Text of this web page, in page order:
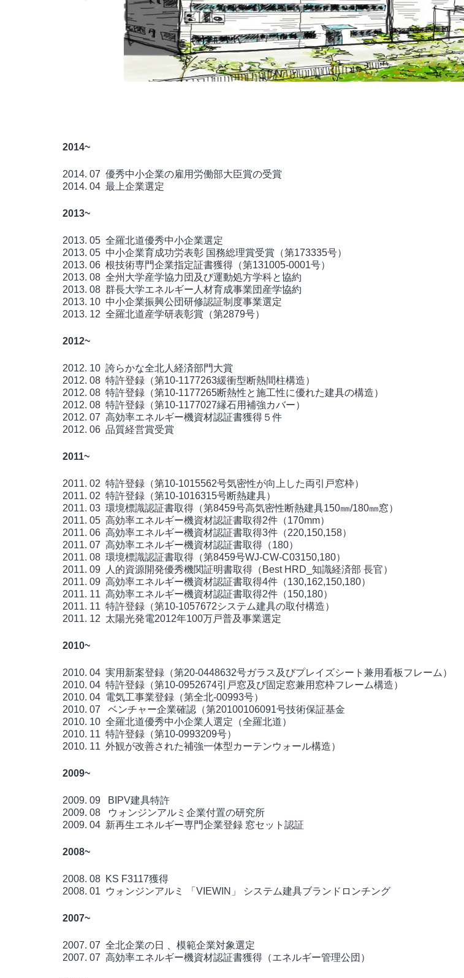
2014~
2014. 07 優秀中小企業の雇用労働部大臣賞の受賞
2014. 04 最上企業選定
2013~
2013. 05 全羅北道優秀中小企業選定
2013. 05 中小企業育成功労表彰 国務総理賞受賞（第173335号）
2013. 06 根技術専門企業指定証書獲得（第131005-0001号）
2013. 08 全州大学産学協力団及び運動処方学科と協約
2013. 08 群長大学エネルギー人材育成事業団産学協約
2013. 10 中小企業振興公団研修認証制度事業選定
2013. 12 全羅北道産学研表彰賞（第2879号）
2012~
2012. 10 誇らかな全北人経済部門大賞
2012. 08 特許登録（第10-1177263緩衝型断熱間柱構造）
2012. 08 特許登録（第10-1177265断熱性と施工性に優れた建具の構造）
2012. 08 特許登録（第10-1177027縁石用補強カバー）
2012. 07 高効率エネルギー機資材認証書獲得５件
2012. 06 品質経営賞受賞
2011~
2011. 02 特許登録（第10-1015562号気密性が向上した両引戸窓枠）
2011. 02 特許登録（第10-1016315号断熱建具）
2011. 03 環境標識認証書取得（第8459号高気密性断熱建具150㎜/180㎜窓）
2011. 05 高効率エネルギー機資材認証書取得2件（170mm）
2011. 06 高効率エネルギー機資材認証書取得3件（220,150,158）
2011. 07 高効率エネルギー機資材認証書取得（180）
2011. 08 環境標識認証書取得（第8459号WJ-CW-C03150,180）
2011. 09 人的資源開発優秀機関証明書取得（Best HRD_知識経済部 長官）
2011. 09 高効率エネルギー機資材認証書取得4件（130,162,150,180）
2011. 11 高効率エネルギー機資材認証書取得2件（150,180）
2011. 11 特許登録（第10-1057672システム建具の取付構造）
2011. 12 太陽光発電2012年100万戸普及事業選定
2010~
2010. 04 実用新案登録（第20-0448632号ガラス及びプレイズシート兼用看板フレーム）
2010. 04 特許登録（第10-0952674引戸窓及び固定窓兼用窓枠フレーム構造）
2010. 04 電気工事業登録（第全北-00993号）
2010. 07 ベンチャー企業確認（第20100106091号技術保証基金
2010. 10 全羅北道優秀中小企業人選定（全羅北道）
2010. 11 特許登録（第10-0993209号）
2010. 11 外観が改善された補強一体型カーテンウォール構造）
2009~
2009. 09 BIPV建具特許
2009. 08 ウォンジンアルミ企業付置の研究所
2009. 04 新再生エネルギー専門企業登録 窓セット認証
2008~
2008. 08 KS F3117獲得
2008. 01 ウォンジンアルミ 「VIEWIN」 システム建具ブランドロンチング
2007~
2007. 07 全北企業の日 、模範企業対象選定
2007. 07 高効率エネルギー機資材認証書獲得（エネルギー管理公団）